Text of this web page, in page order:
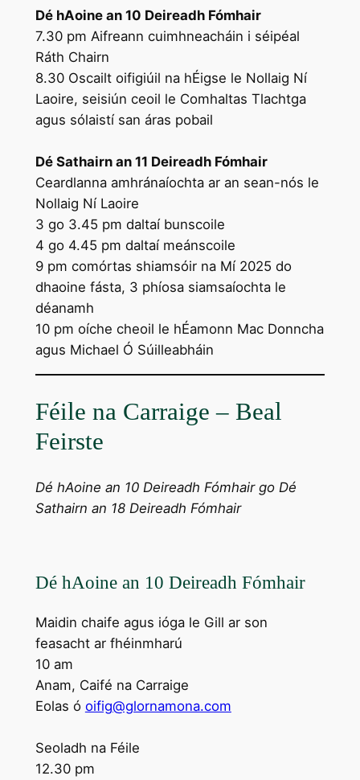
Dé hAoine an 10 Deireadh Fómhair
7.30 pm Aifreann cuimhneacháin i séipéal
Ráth Chairn
8.30 Oscailt oifigiúil na hÉigse le Nollaig Ní
Laoire, seisiún ceoil le Comhaltas Tlachtga
agus sólaistí san áras pobail
Dé Sathairn an 11 Deireadh Fómhair
Ceardlanna amhránaíochta ar an sean-nós le
Nollaig Ní Laoire
3 go 3.45 pm daltaí bunscoile
4 go 4.45 pm daltaí meánscoile
9 pm comórtas shiamsóir na Mí 2025 do
dhaoine fásta, 3 phíosa siamsaíochta le
déanamh
10 pm oíche cheoil le hÉamonn Mac Donncha
agus Michael Ó Súilleabháin
Féile na Carraige – Beal
Feirste
Dé hAoine an 10 Deireadh Fómhair go Dé
Sathairn an 18 Deireadh Fómhair
Dé hAoine an 10 Deireadh Fómhair
Maidin chaife agus ióga le Gill ar son
feasacht ar fhéinmharú
10 am
Anam, Caifé na Carraige
Eolas ó oifig@glornamona.com
Seoladh na Féile
12.30 pm